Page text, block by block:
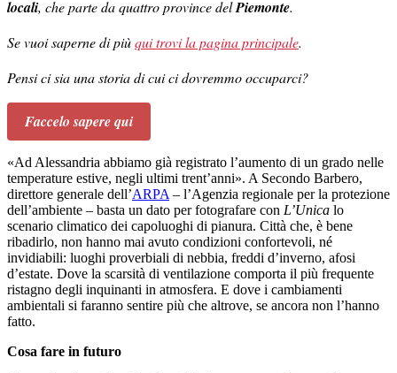
locali, che parte da quattro province delPiemonte.
Se vuoi saperne di piùqui trovi la pagina principale.
Pensi ci sia una storia di cui ci dovremmo occuparci?
Faccelo sapere qui
«Ad Alessandria abbiamo già registrato l’aumento di un grado nelle
temperature estive, negli ultimi trent’anni». A Secondo Barbero,
direttore generale dell’ARPA – l’Agenzia regionale per la protezione
dell’ambiente – basta un dato per fotografare con L’Unica lo
scenario climatico dei capoluoghi di pianura. Città che, è bene
ribadirlo, non hanno mai avuto condizioni confortevoli, né
invidiabili: luoghi proverbiali di nebbia, freddi d’inverno, afosi
d’estate. Dove la scarsità di ventilazione comporta il più frequente
ristagno degli inquinanti in atmosfera. E dove i cambiamenti
ambientali si faranno sentire più che altrove, se ancora non l’hanno
fatto.
Cosa fare in futuro